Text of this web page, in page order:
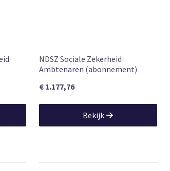
NDSZ Sociale Zekerheid
Ambtenaren (abonnement)
€ 1.177,76
Bekijk